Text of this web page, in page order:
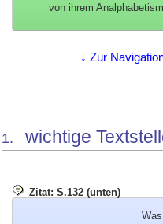
von ihrem
↓ Zur
1. wichtige
Zitat: S.132 (unten)